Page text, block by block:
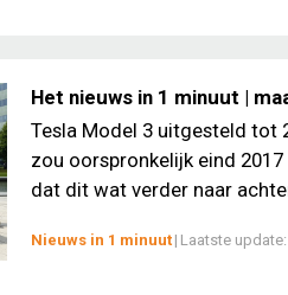
Het nieuws in 1 minuut |
Tesla Model 3 uitgesteld tot
zou oorspronkelijk eind
dat dit wat verder naar
Nieuws in 1 minuut | Laatste update: